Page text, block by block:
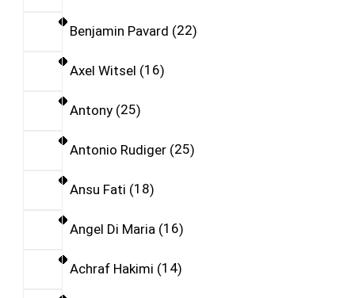
Benjamin Pavard 22
Axel Witsel 16
Antony 25
Antonio Rudiger 25
Ansu Fati 18
Angel Di Maria 16
Achraf Hakimi 14